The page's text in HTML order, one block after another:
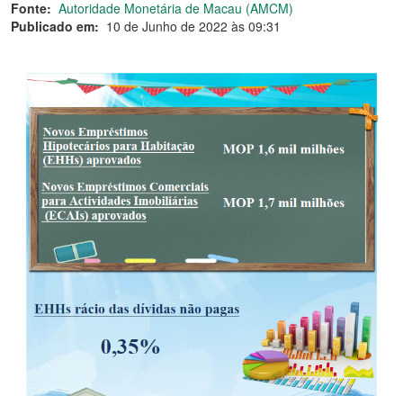
Fonte: Autoridade Monetária de Macau (AMCM)
Publicado em: 10 de Junho de 2022 às 09:31